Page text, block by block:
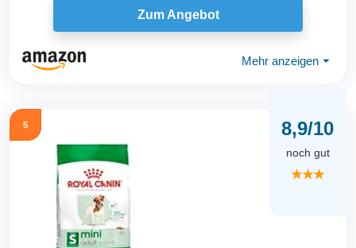
Zum Angebot
Mehr anzeigen ⏷
5 8,9/10
noch gut
★★★